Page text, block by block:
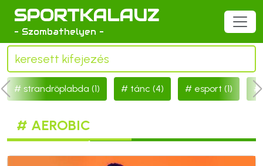
SPORTKALAUZ
- Szombathelyen -
strandröplabda (1) tánc (4) esport (1)
# AEROBIC